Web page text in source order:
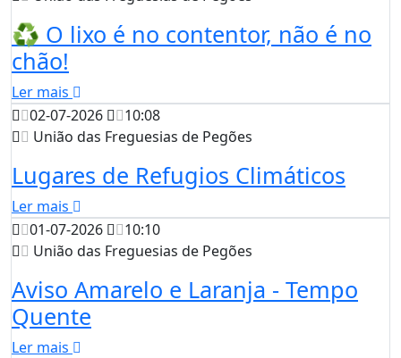
♻️ O lixo é no contentor, não é no
chão!
Ler mais
02-07-2026
10:08
União das Freguesias de Pegões
Lugares de Refugios Climáticos
Ler mais
01-07-2026
10:10
União das Freguesias de Pegões
Aviso Amarelo e Laranja - Tempo
Quente
Ler mais